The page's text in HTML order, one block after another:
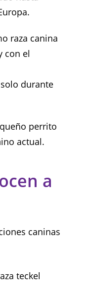
raza canina
con el
durante
perrito
actual.
a
caninas
teckel